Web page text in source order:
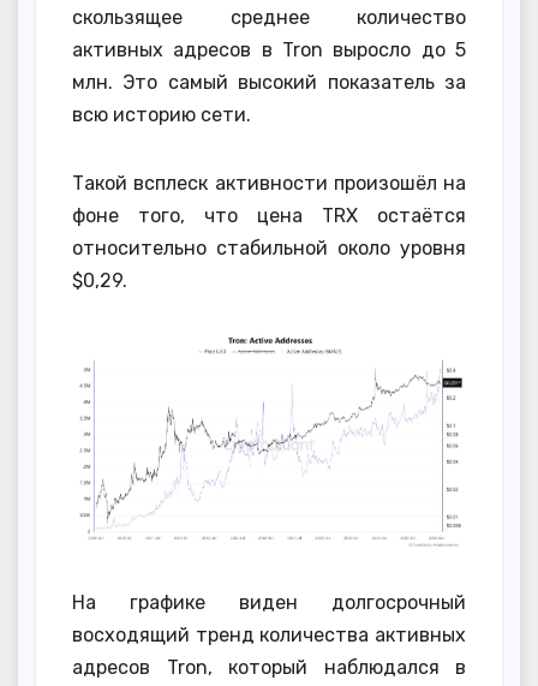
скользящее среднее количество
активных адресов в Tron выросло до 5
млн. Это самый высокий показатель за
всю историю сети.
Такой всплеск активности произошёл на
фоне того, что цена TRX остаётся
относительно стабильной около уровня
$0,29.
На графике виден долгосрочный
восходящий тренд количества активных
адресов Tron, который наблюдался в